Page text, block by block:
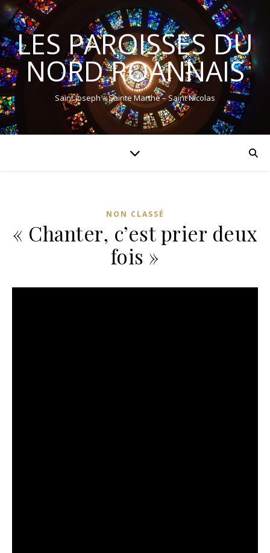
LES PAROISSES DU
NORD ROANNAIS
Saint Joseph – Sainte Marthe – Saint Nicolas
NON CLASSÉ
« Chanter, c’est prier deux
fois »